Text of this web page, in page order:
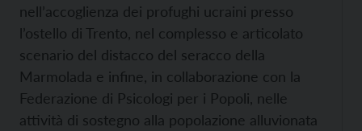
nell’accoglienza dei profughi ucraini presso
l’ostello di Trento, nel complesso e articolato
scenario del distacco del seracco della
Marmolada e infine, in collaborazione con la
Federazione di Psicologi per i Popoli, nelle
attività di sostegno alla popolazione alluvionata